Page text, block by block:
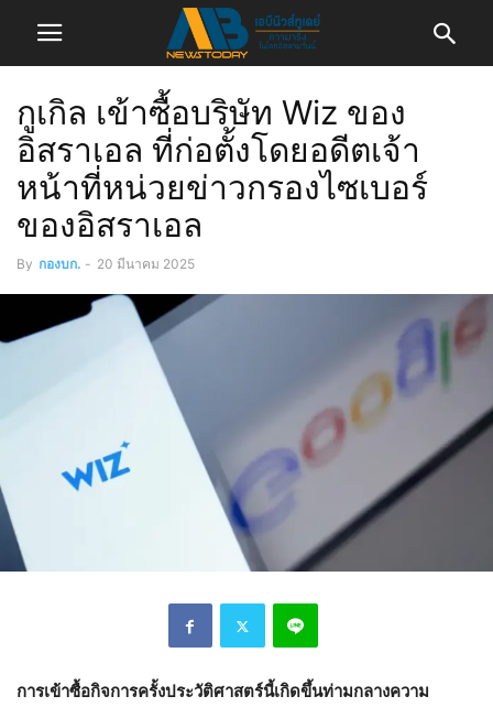
กูเกิล เข้าซื้อบริษัท Wiz ของ
อิสราเอล ที่ก่อตั้งโดยอดีตเจ้า
หน้าที่หน่วยข่าวกรองไซเบอร์
ของอิสราเอล
By กองบก. - 20 มีนาคม 2025
การเข้าซื้อกิจการครั้งประวัติศาสตร์นี้เกิดขึ้นท่ามกลางความ